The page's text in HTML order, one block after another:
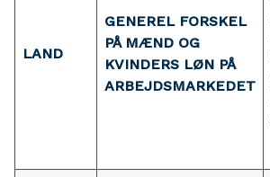
LAND
GENEREL FORSKEL
PÅ MÆND OG
KVINDERS LØN PÅ
ARBEJDSMARKEDET